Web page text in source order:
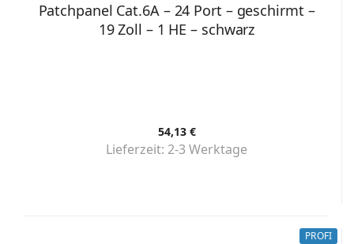
Patchpanel Cat.6A – 24 Port – geschirmt –
19 Zoll – 1 HE – schwarz
54,13 €
Lieferzeit: 2-3 Werktage
PROFI